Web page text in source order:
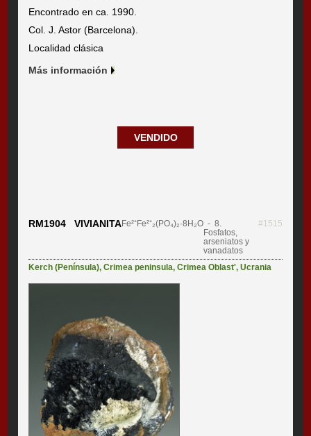
Encontrado en ca. 1990.
Col. J. Astor (Barcelona).
Localidad clásica
Más información
VENDIDO
RM1904 VIVIANITAFe²⁺Fe²⁺₂(PO₄)₂·8H₂O - 8.
Fosfatos,
arseniatos y
vanadatos
#1515
Kerch (Península),Crimea peninsula,Crimea Oblast',Ucrania